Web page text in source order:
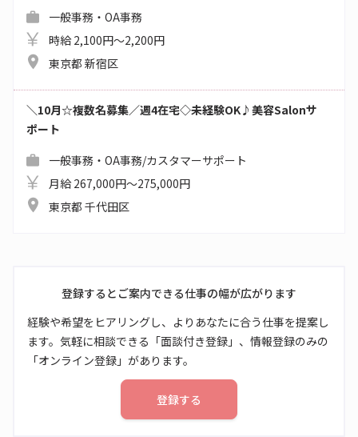
一般事務・OA事務
時給 2,100円～2,200円
東京都 新宿区
＼10月☆複数名募集／週4在宅◇未経験OK♪美容Salonサ
ポート
一般事務・OA事務/カスタマーサポート
月給 267,000円～275,000円
東京都 千代田区
登録するとご案内できる仕事の幅が広がります
経験や希望をヒアリングし、よりあなたに合う仕事を提案し
ます。気軽に相談できる「面談付き登録」、情報登録のみの
「オンライン登録」があります。
登録する